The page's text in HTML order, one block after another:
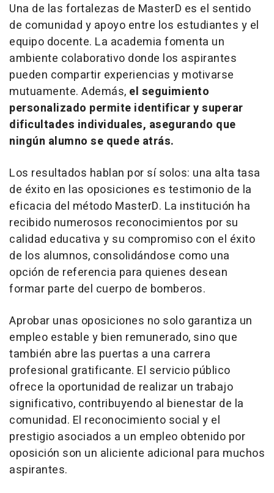
Una de las fortalezas de MasterD es el sentido
de comunidad y apoyo entre los estudiantes y el
equipo docente. La academia fomenta un
ambiente colaborativo donde los aspirantes
pueden compartir experiencias y motivarse
mutuamente. Además, el seguimiento
personalizado permite identificar y superar
dificultades individuales, asegurando que
ningún alumno se quede atrás.
Los resultados hablan por sí solos: una alta tasa
de éxito en las oposiciones es testimonio de la
eficacia del método MasterD. La institución ha
recibido numerosos reconocimientos por su
calidad educativa y su compromiso con el éxito
de los alumnos, consolidándose como una
opción de referencia para quienes desean
formar parte del cuerpo de bomberos.
Aprobar unas oposiciones no solo garantiza un
empleo estable y bien remunerado, sino que
también abre las puertas a una carrera
profesional gratificante. El servicio público
ofrece la oportunidad de realizar un trabajo
significativo, contribuyendo al bienestar de la
comunidad. El reconocimiento social y el
prestigio asociados a un empleo obtenido por
oposición son un aliciente adicional para muchos
aspirantes.